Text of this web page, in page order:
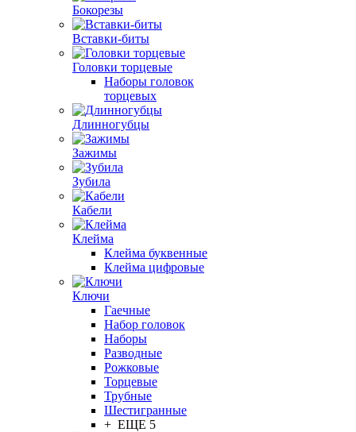
Бокорезы
Вставки-биты
Головки торцевые
Наборы головок
торцевых
Длинногубцы
Зажимы
Зубила
Кабели
Клейма
Клейма буквенные
Клейма цифровые
Ключи
Гаечные
Набор головок
Наборы
Разводные
Рожковые
Торцевые
Трубные
Шестигранные
+ ЕЩЕ 5